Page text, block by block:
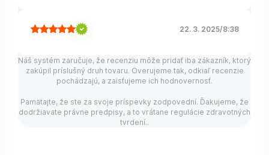
22. 3. 2025/8:38
Náš systém zaručuje, že recenziu môže pridať iba zákazník, ktorý
zakúpil príslušný druh tovaru. Overujeme tak, odkiaľ recenzie
pochádzajú, a zaisťujeme ich hodnovernosť.
Pamätajte, že ste za svoje príspevky zodpovední. Ďakujeme, že
dodržiavate právne predpisy, a to vrátane regulácie zdravotných
tvrdení..